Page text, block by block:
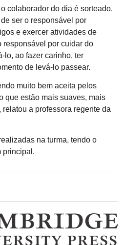
colaborador do dia é sorteado,
ser o responsável por
e exercer atividades de
responsável por cuidar do
lo, ao fazer carinho, ter
de levá-lo passear.
muito bem aceita pelos
que estão mais suaves, mais
relatou a professora regente da
na turma, tendo o
principal.